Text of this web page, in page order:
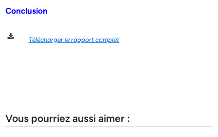
Conclusion
Télécharger le rapport complet
Vous pourriez aussi aimer :